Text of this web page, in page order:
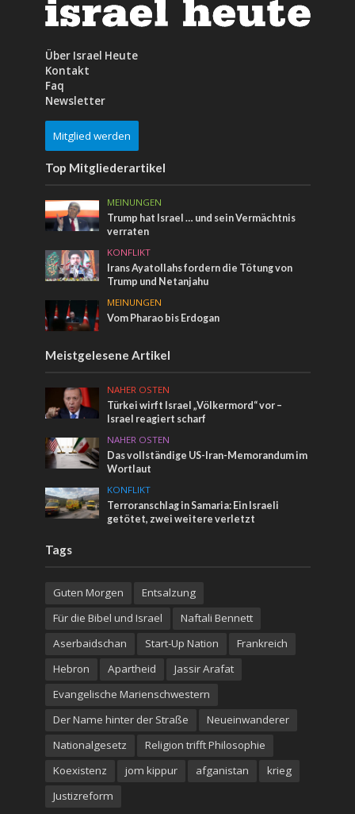
Über Israel Heute
Kontakt
Faq
Newsletter
Mitglied werden
Top Mitgliederartikel
MEINUNGEN
Trump hat Israel … und sein Vermächtnis
verraten
KONFLIKT
Irans Ayatollahs fordern die Tötung von
Trump und Netanjahu
MEINUNGEN
Vom Pharao bis Erdogan
Meistgelesene Artikel
NAHER OSTEN
Türkei wirft Israel „Völkermord“ vor –
Israel reagiert scharf
NAHER OSTEN
Das vollständige US-Iran-Memorandum im
Wortlaut
KONFLIKT
Terroranschlag in Samaria: Ein Israeli
getötet, zwei weitere verletzt
Tags
Guten Morgen
Entsalzung
Für die Bibel und Israel
Naftali Bennett
Aserbaidschan
Start-Up Nation
Frankreich
Hebron
Apartheid
Jassir Arafat
Evangelische Marienschwestern
Der Name hinter der Straße
Neueinwanderer
Nationalgesetz
Religion trifft Philosophie
Koexistenz
jom kippur afganistan
krieg
Justizreform